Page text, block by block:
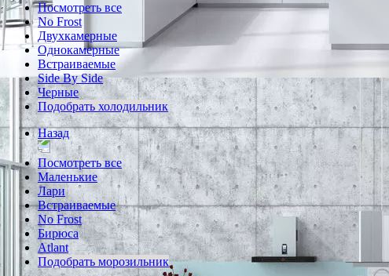
Посмотреть все
No Frost
Двухкамерные
Однокамерные
Встраиваемые
Side By Side
Черные
Подобрать холодильник
Назад
Посмотреть все
Маленькие
Лари
Встраиваемые
No Frost
Бирюса
Atlant
Подобрать морозильник